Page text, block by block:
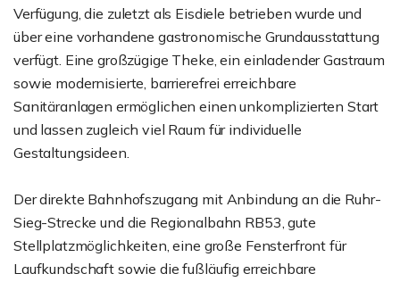
Verfügung, die zuletzt als Eisdiele betrieben wurde und
über eine vorhandene gastronomische Grundausstattung
verfügt. Eine großzügige Theke, ein einladender Gastraum
sowie modernisierte, barrierefrei erreichbare
Sanitäranlagen ermöglichen einen unkomplizierten Start
und lassen zugleich viel Raum für individuelle
Gestaltungsideen.
Der direkte Bahnhofszugang mit Anbindung an die Ruhr-
Sieg-Strecke und die Regionalbahn RB53, gute
Stellplatzmöglichkeiten, eine große Fensterfront für
Laufkundschaft sowie die fußläufig erreichbare